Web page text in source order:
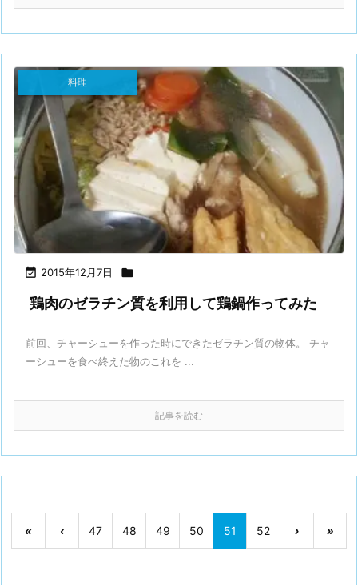
 2015年12月7日 
料理
鶏肉のゼラチン質を利用して鶏鍋作ってみた
前回、チャーシューを作った時にできたゼラチン質の物体。 チャ
ーシューを食べ終えた物のこれを ...
記事を読む
« ‹ 47 48 49 50 51 52 › »